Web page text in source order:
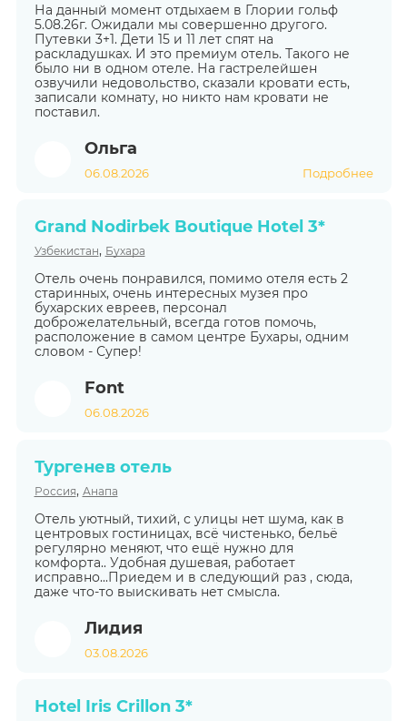
На данный момент отдыхаем в Глории гольф
5.08.26г. Ожидали мы совершенно другого.
Путевки 3+1. Дети 15 и 11 лет спят на
раскладушках. И это премиум отель. Такого не
было ни в одном отеле. На гастрелейшен
озвучили недовольство, сказали кровати есть,
записали комнату, но никто нам кровати не
поставил.
Ольга
06.08.2026 Подробнее
Grand Nodirbek Boutique Hotel 3*
Узбекистан, Бухара
Отель очень понравился, помимо отеля есть 2
старинных, очень интересных музея про
бухарских евреев, персонал
доброжелательный, всегда готов помочь,
расположение в самом центре Бухары, одним
словом - Супер!
Font
06.08.2026
Тургенев отель
Россия, Анапа
Отель уютный, тихий, с улицы нет шума, как в
центровых гостиницах, всё чистенько, бельё
регулярно меняют, что ещё нужно для
комфорта.. Удобная душевая, работает
исправно...Приедем и в следующий раз , сюда,
даже что-то выискивать нет смысла.
Лидия
03.08.2026
Hotel Iris Crillon 3*